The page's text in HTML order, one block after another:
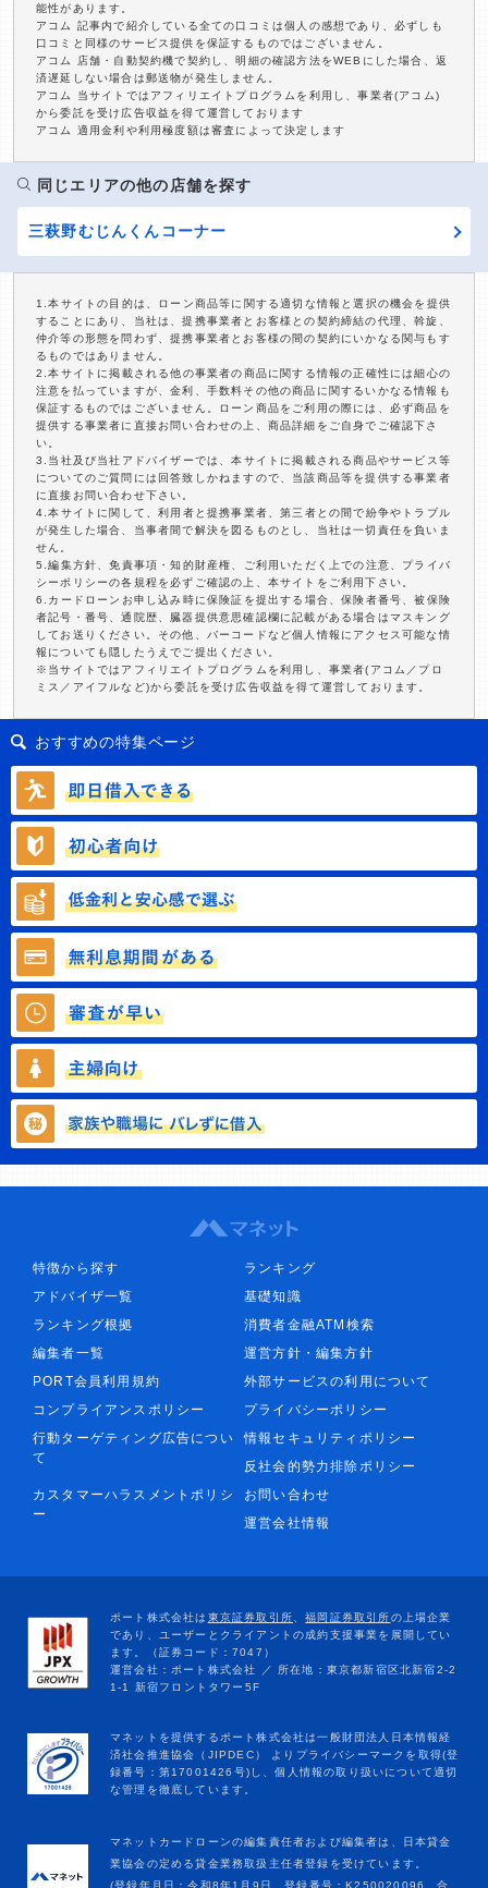
能性があります。
アコム 記事内で紹介している全ての口コミは個人の感想であり、必ずしも
口コミと同様のサービス提供を保証するものではございません。
アコム 店舗・自動契約機で契約し、明細の確認方法をWEBにした場合、返
済遅延しない場合は郵送物が発生しません。
アコム 当サイトではアフィリエイトプログラムを利用し、事業者(アコム)
から委託を受け広告収益を得て運営しております
アコム 適用金利や利用極度額は審査によって決定します
同じエリアの他の店舗を探す
三萩野むじんくんコーナー
1.本サイトの目的は、ローン商品等に関する適切な情報と選択の機会を提供
することにあり、当社は、提携事業者とお客様との契約締結の代理、斡旋、
仲介等の形態を問わず、提携事業者とお客様の間の契約にいかなる関与もす
るものではありません。
2.本サイトに掲載される他の事業者の商品に関する情報の正確性には細心の
注意を払っていますが、金利、手数料その他の商品に関するいかなる情報も
保証するものではございません。ローン商品をご利用の際には、必ず商品を
提供する事業者に直接お問い合わせの上、商品詳細をご自身でご確認下さ
い。
3.当社及び当社アドバイザーでは、本サイトに掲載される商品やサービス等
についてのご質問には回答致しかねますので、当該商品等を提供する事業者
に直接お問い合わせ下さい。
4.本サイトに関して、利用者と提携事業者、第三者との間で紛争やトラブル
が発生した場合、当事者間で解決を図るものとし、当社は一切責任を負いま
せん。
5.編集方針、免責事項・知的財産権、ご利用いただく上での注意、プライバ
シーポリシーの各規程を必ずご確認の上、本サイトをご利用下さい。
6.カードローンお申し込み時に保険証を提出する場合、保険者番号、被保険
者記号・番号、通院歴、臓器提供意思確認欄に記載がある場合はマスキング
してお送りください。その他、バーコードなど個人情報にアクセス可能な情
報についても隠したうえでご提出ください。
※当サイトではアフィリエイトプログラムを利用し、事業者(アコム／プロ
ミス／アイフルなど)から委託を受け広告収益を得て運営しております。
おすすめの特集ページ
特徴から探す
ランキング
アドバイザ一覧
基礎知識
ランキング根拠
消費者金融ATM検索
編集者一覧
運営方針・編集方針
PORT会員利用規約
外部サービスの利用について
コンプライアンスポリシー
プライバシーポリシー
行動ターゲティング広告につい
て
情報セキュリティポリシー
反社会的勢力排除ポリシー
カスタマーハラスメントポリシ
ー
お問い合わせ
運営会社情報
マネットカードローンの編集責任者および編集者は、日本貸金
業協会の定める貸金業務取扱主任者登録を受けています。
(登録年月日：令和8年1月9日、登録番号：K250020096、合